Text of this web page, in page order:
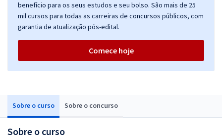
Sobre o curso Sobre o concurso
Sobre o curso
benefício para os seus estudos e seu bolso. São mais de 25
mil cursos para todas as carreiras de concursos públicos, com
garantia de atualização pós-edital.
Comece hoje